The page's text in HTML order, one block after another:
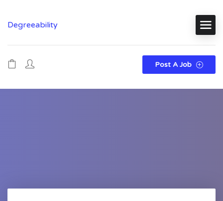
Degreeability
Post A Job